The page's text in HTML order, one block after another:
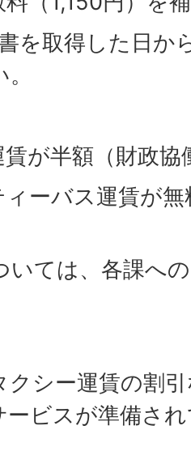
を取得した日か
が半額（財政協
ーバス運賃が無
ては、各課への
シー運賃の割
ービスが準備さ